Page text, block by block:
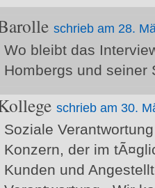
schrieb am 28.
Wo bleibt das
Hombergs und seiner
schrieb am 30.
Soziale
Konzern, der im
Kunden und